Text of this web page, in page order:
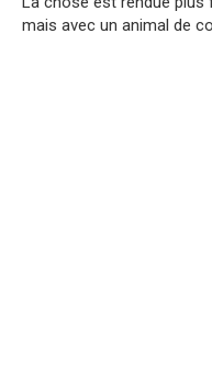
mais avec un animal de